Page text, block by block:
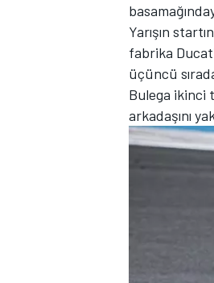
Yarışın
fabrika
üçüncü
Bulega ikinci
arkadaşını